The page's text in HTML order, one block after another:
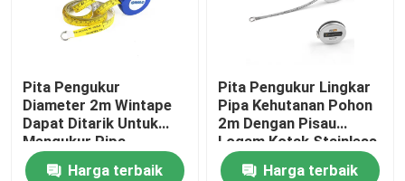
Pita Pengukur Berat Hewan
Pita Pengukur Tubuh yang Dapat Ditarik
Kaliper Lemak Tubuh
Pita Pengukur
Diameter 2m Wintape
Dapat Ditarik Untuk
Mengukur Pipa
Harga terbaik
Pita Pengukur Lingkar
Pipa Kehutanan Pohon
2m Dengan Pisau
Logam Kotak Stainless
Steel
Harga terbaik